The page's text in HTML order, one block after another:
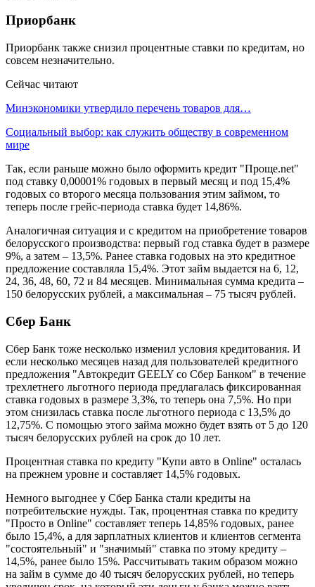
Приорбанк
Приорбанк также снизил процентные ставки по кредитам, но
совсем незначительно.
Сейчас читают
Минэкономики утвердило перечень товаров для…
Социальный выбор: как служить обществу в современном
мире
Так, если раньше можно было оформить кредит "Проще.net"
под ставку 0,00001% годовых в первый месяц и под 15,4%
годовых со второго месяца пользования этим займом, то
теперь после грейс-периода ставка будет 14,86%.
Аналогичная ситуация и c кредитом на приобретение товаров
белорусского производства: первый год ставка будет в размере
9%, а затем – 13,5%. Ранее ставка годовых на это кредитное
предложение составляла 15,4%. Этот займ выдается на 6, 12,
24, 36, 48, 60, 72 и 84 месяцев. Минимальная сумма кредита –
150 белорусских рублей, а максимальная – 75 тысяч рублей.
Сбер Банк
Сбер Банк тоже несколько изменил условия кредитования. И
если несколько месяцев назад для пользователей кредитного
предложения "Автокредит GEELY со Сбер Банком" в течение
трехлетнего льготного периода предлагалась фиксированная
ставка годовых в размере 3,3%, то теперь она 7,5%. Но при
этом снизилась ставка после льготного периода с 13,5% до
12,75%. С помощью этого займа можно будет взять от 5 до 120
тысяч белорусских рублей на срок до 10 лет.
Процентная ставка по кредиту "Купи авто в Online" осталась
на прежнем уровне и составляет 14,5% годовых.
Немного выгоднее у Сбер Банка стали кредиты на
потребительские нужды. Так, процентная ставка по кредиту
"Просто в Online" составляет теперь 14,85% годовых, ранее
было 15,4%, а для зарплатных клиентов и клиентов сегмента
"состоятельный" и "значимый" ставка по этому кредиту –
14,5%, ранее было 15%. Рассчитывать таким образом можно
на займ в сумме до 40 тысяч белорусских рублей, но теперь